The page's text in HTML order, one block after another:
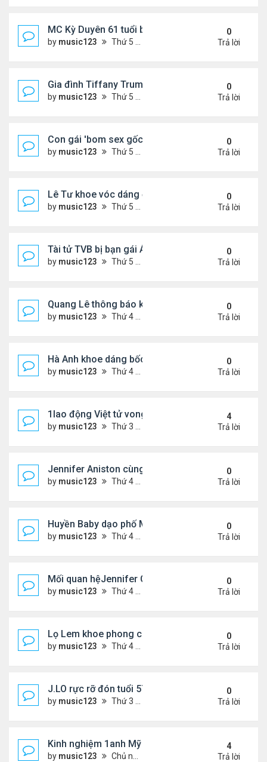
MC Kỳ Duyên 61 tuổi bị soi nhan sắc khi
by music123 Thứ 5 Tháng 7 30, 2026 6:37 pm
0
Trả lời
Gia đình Tiffany Trump đi nghỉ ở Spain
by music123 Thứ 5 Tháng 7 30, 2026 6:33 pm
0
Trả lời
Con gái 'bom sex gốc Việt' đón tuổi 18
by music123 Thứ 5 Tháng 7 30, 2026 6:30 pm
0
Trả lời
Lê Tư khoe vóc dáng ở châu Âu
by music123 Thứ 5 Tháng 7 30, 2026 6:23 pm
0
Trả lời
Tài tử TVB bị bạn gái Á hậu phản bội giờ ra sao?
by music123 Thứ 5 Tháng 7 30, 2026 6:18 pm
0
Trả lời
Quang Lê thông báo khẩn cấp
by music123 Thứ 4 Tháng 7 29, 2026 5:52 pm
0
Trả lời
Hà Anh khoe dáng bốc lửa của ở Maldives
by music123 Thứ 4 Tháng 7 29, 2026 5:48 pm
0
Trả lời
1lao động Việt tử vong trong trận động đất ở Nhật
by music123 Thứ 3 Tháng 7 28, 2026 4:16 pm
4
Trả lời
Jennifer Aniston cùng bạn trai nghỉ dưỡng trên du
by music123 Thứ 4 Tháng 7 29, 2026 5:26 pm
0
Trả lời
Huyền Baby dạo phố Mỹ
by music123 Thứ 4 Tháng 7 29, 2026 5:21 pm
0
Trả lời
Mối quan hệJennifer Garner và mẹ chồng cũ
by music123 Thứ 4 Tháng 7 29, 2026 5:13 pm
0
Trả lời
Lọ Lem khoe phong cách ở New York
by music123 Thứ 4 Tháng 7 29, 2026 5:08 pm
0
Trả lời
J.LO rực rỡ đón tuổi 57 trên đất Âu
by music123 Thứ 3 Tháng 7 28, 2026 5:56 pm
0
Trả lời
Kinh nghiệm 1anh Mỹ đến VN: "Đây là một đất
by music123 Chủ nhật Tháng 7 26, 2026 6:13 am
4
Trả lời